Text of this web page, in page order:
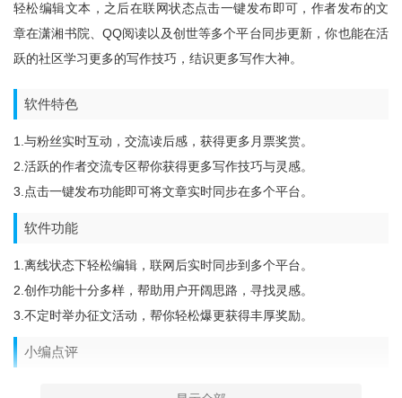
轻松编辑文本，之后在联网状态点击一键发布即可，作者发布的文
章在潇湘书院、QQ阅读以及创世等多个平台同步更新，你也能在活
跃的社区学习更多的写作技巧，结识更多写作大神。
软件特色
1.与粉丝实时互动，交流读后感，获得更多月票奖赏。
2.活跃的作者交流专区帮你获得更多写作技巧与灵感。
3.点击一键发布功能即可将文章实时同步在多个平台。
软件功能
1.离线状态下轻松编辑，联网后实时同步到多个平台。
2.创作功能十分多样，帮助用户开阔思路，寻找灵感。
3.不定时举办征文活动，帮你轻松爆更获得丰厚奖励。
小编点评